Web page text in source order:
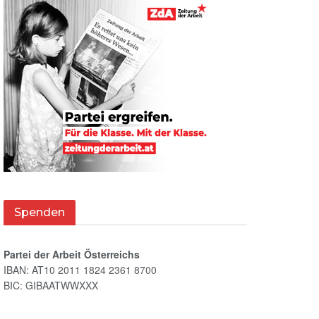
Spenden
Partei der Arbeit Österreichs
IBAN: AT10 2011 1824 2361 8700
BIC: GIBAATWWXXX